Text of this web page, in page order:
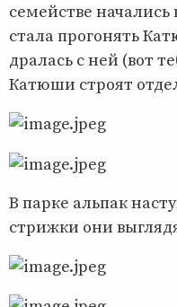
семействе
стала прогонять
дралась с ней (вот
Катюши строят
В парке альпак
стрижки они